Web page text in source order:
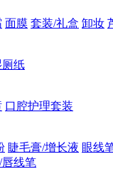
面膜 套装/礼盒 卸妆
厕纸
口腔护理套装
睫毛膏/增长液 眼线
唇线笔